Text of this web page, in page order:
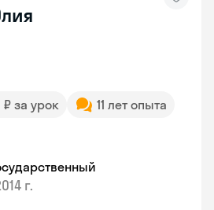
₽ за урок
11 лет опыта
г.